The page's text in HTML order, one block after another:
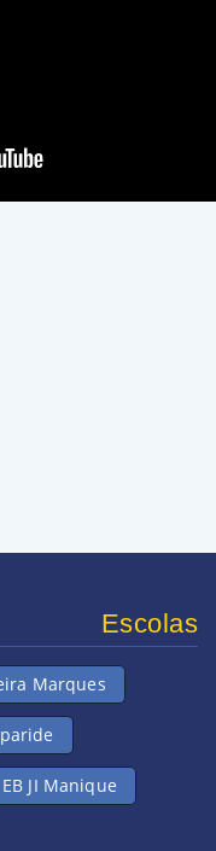
Escolas
Marques
EB JI Manique